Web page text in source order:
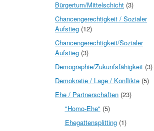
Bürgertum/Mittelschicht (3)
Chancengerechtigkeit / Sozialer
Aufstieg (12)
Chancengerechtigkeit/Sozialer
Aufstieg (3)
Demographie/Zukunfsfähigkeit (3)
Demokratie / Lage / Konflikte (5)
Ehe / Partnerschaften (23)
"Homo-Ehe" (5)
Ehegattensplitting(1)